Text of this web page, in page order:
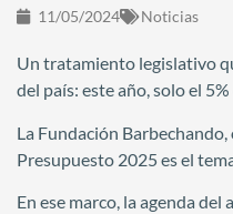
11/05/2024 Noticias
Un tratamiento legislativo
del país: este año, solo el
La Fundación
Presupuesto 2025 es el
En ese marco, la agenda